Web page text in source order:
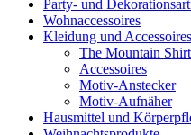
Party- und
Wohnaccessoires
Kleidung und Accessoires
The Mountain
Accessoires
Motiv-Anstecker
Motiv-Aufnäher
Hausmittel und